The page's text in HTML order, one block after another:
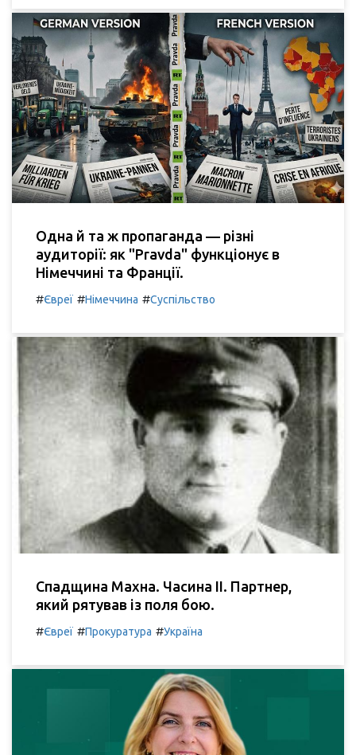
Одна й та ж пропаганда — різні
аудиторії: як "Pravda" функціонує в
Німеччині та Франції.
#Євреї #Німеччина #Суспільство
Спадщина Махна. Часина ІІ. Партнер,
який рятував із поля бою.
#Євреї #Прокуратура #Україна